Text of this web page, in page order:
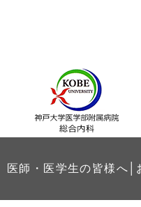
医師・医学生の皆様へ│